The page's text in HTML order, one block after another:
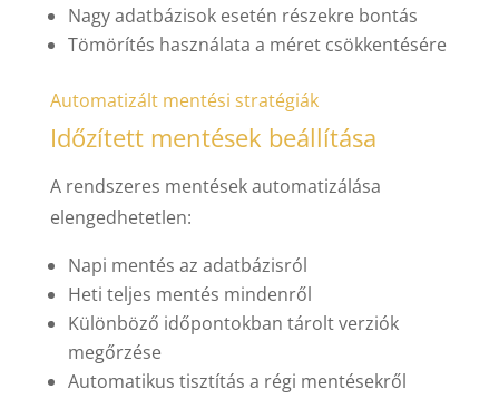
Nagy adatbázisok esetén részekre bontás
Tömörítés használata a méret csökkentésére
Automatizált mentési stratégiák
Időzített mentések beállítása
A rendszeres mentések automatizálása
elengedhetetlen:
Napi mentés az adatbázisról
Heti teljes mentés mindenről
Különböző időpontokban tárolt verziók
megőrzése
Automatikus tisztítás a régi mentésekről